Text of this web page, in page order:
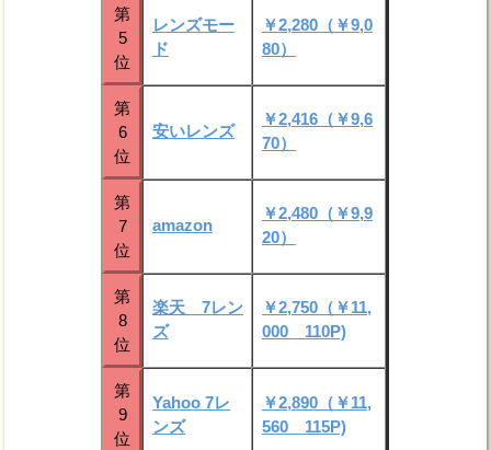
第
5
位
レンズモー
ド
￥2,280（￥9,0
80）
第
6
位
安いレンズ
￥2,416（￥9,6
70）
第
7
位
amazon
￥2,480（￥9,9
20）
第
8
位
楽天 7レン
ズ
￥2,750（￥11,
000 110P)
第
9
位
Yahoo 7レ
ンズ
￥2,890（￥11,
560 115P)